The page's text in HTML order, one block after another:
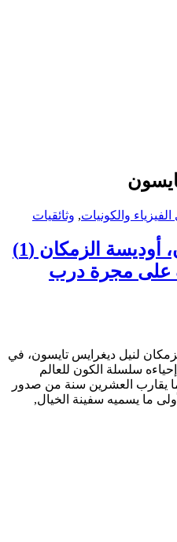
والكونيات, وثائقيات
سلسلة وثائقيات الكون، أوديسة الزمكان (1)
على مجرة درب
لنيل ديغرايس تايسون، في
سلسلة الكون للعالم
يقارب العشرين سنة من صدور
ما يسميه سفينة الخيال,